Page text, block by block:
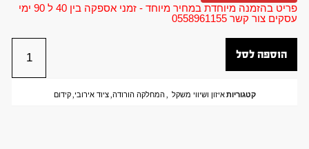
פריט בהזמנה מיוחדת במחיר מיוחד - זמני אספקה בין 40 ל 90 ימי
עסקים צור קשר 0558961155
הוספה לסל
קטגוריות איזון ושיווי משקל ,המחלקה הורודה,ציוד אירובי,קידום